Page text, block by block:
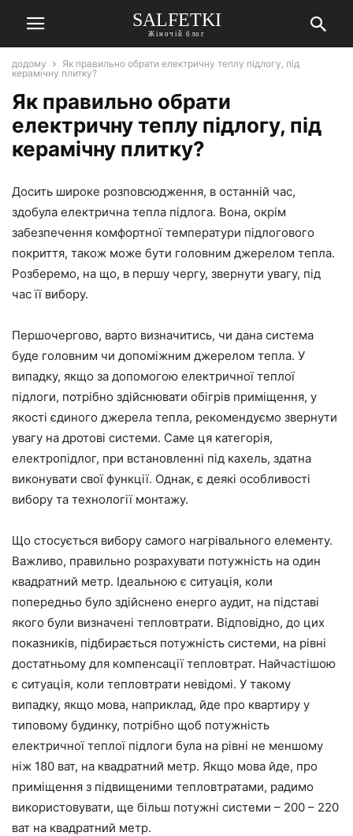
SALFETKI
Жіночій блог
додому
Як правильно обрати електричну теплу підлогу, під
керамічну плитку?
Як правильно обрати
електричну теплу підлогу, під
керамічну плитку?
Досить широке розповсюдження, в останній час,
здобула електрична тепла підлога. Вона, окрім
забезпечення комфортної температури підлогового
покриття, також може бути головним джерелом тепла.
Розберемо, на що, в першу чергу, звернути увагу, під
час її вибору.
Першочергово, варто визначитись, чи дана система
буде головним чи допоміжним джерелом тепла. У
випадку, якщо за допомогою електричної теплої
підлоги, потрібно здійснювати обігрів приміщення, у
якості єдиного джерела тепла, рекомендуємо звернути
увагу на дротові системи. Саме ця категорія,
електропідлог, при встановленні під кахель, здатна
виконувати свої функції. Однак, є деякі особливості
вибору та технології монтажу.
Що стосується вибору самого нагрівального елементу.
Важливо, правильно розрахувати потужність на один
квадратний метр. Ідеальною є ситуація, коли
попередньо було здійснено енерго аудит, на підставі
якого були визначені тепловтрати. Відповідно, до цих
показників, підбирається потужність системи, на рівні
достатньому для компенсації тепловтрат. Найчастішою
є ситуація, коли тепловтрати невідомі. У такому
випадку, якщо мова, наприклад, йде про квартиру у
типовому будинку, потрібно щоб потужність
електричної теплої підлоги була на рівні не меншому
ніж 180 ват, на квадратний метр. Якщо мова йде, про
приміщення з підвищеними тепловтратами, радимо
використовувати, ще більш потужні системи – 200 – 220
ват на квадратний метр.